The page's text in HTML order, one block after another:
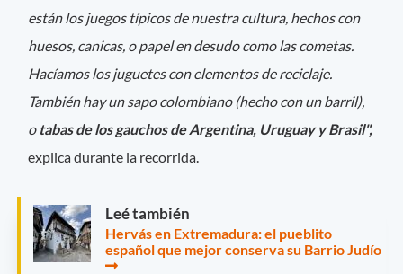
están los juegos típicos de nuestra cultura, hechos con
huesos, canicas, o papel en desudo como las cometas.
Hacíamos los juguetes con elementos de reciclaje.
También hay un sapo colombiano (hecho con un barril),
o tabas de los gauchos de Argentina, Uruguay y Brasil",
explica durante la recorrida.
Leé también
Hervás en Extremadura: el pueblito
español que mejor conserva su Barrio Judío